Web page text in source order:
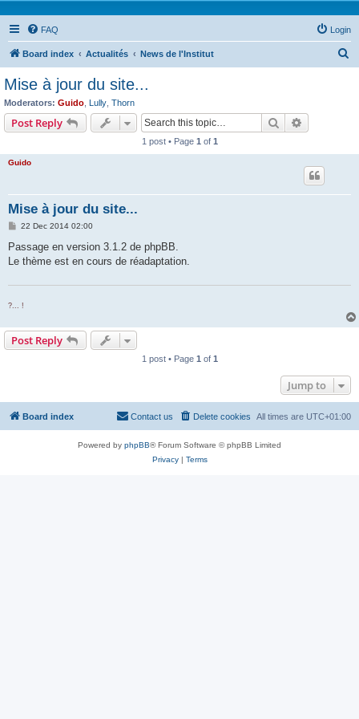
FAQ Login
Board index Actualités News de l'Institut
Mise à jour du site...
Moderators: Guido Lully Thorn
Post Reply Search
1 post • Page 1 of 1
Guido
Mise à jour du site...
P
s
22 Dec 2014 02:00
Passage en version 3.1.2 de phpBB.
Le thème est en cours de réadaptation.
?... !
Post Reply
1 post • Page 1 of 1
Jump to
Board index All times are UTC+01:00
Delete cookies
Contact us
Powered by phpBB® Forum Software © phpBB Limited
Privacy| Terms